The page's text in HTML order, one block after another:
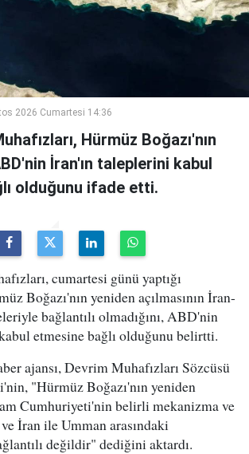
2026 Cumartesi 14:36
Hürmüz Boğazı'nın
İran'ın taleplerini kabul
olduğunu ifade etti.
cumartesi günü yaptığı
Boğazı'nın yeniden açılmasının İran-
bağlantılı olmadığını, ABD'nin
etmesine bağlı olduğunu belirtti.
ajansı, Devrim Muhafızları Sözcüsü
"Hürmüz Boğazı'nın yeniden
Cumhuriyeti'nin belirli mekanizma ve
İran ile Umman arasındaki
değildir" dediğini aktardı.